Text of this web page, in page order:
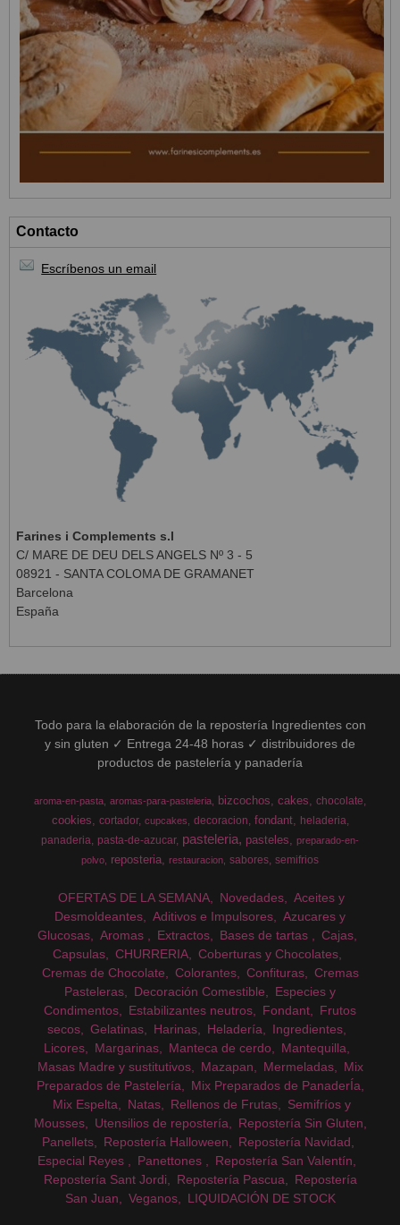
Contacto
Escríbenos un email
Farines i Complements s.l
C/ MARE DE DEU DELS ANGELS Nº 3 - 5
08921 - SANTA COLOMA DE GRAMANET
Barcelona
España
Todo para la elaboración de la repostería Ingredientes con
y sin gluten ✓ Entrega 24-48 horas ✓ distribuidores de
productos de pastelería y panadería
aroma-en-pasta aromas-para-pasteleria bizcochos cakes chocolate
cookies cortador cupcakes decoracion fondant
heladeria
panaderia pasta-de-azucar pasteleria pasteles
preparado-en-
polvo
reposteria restauracion sabores semifrios
OFERTAS DE LA SEMANA Novedades
Aceites y
Desmoldeantes
Aditivos e Impulsores
Azucares y
Glucosas
Aromas Extractos Bases de tartas
Cajas
Capsulas
CHURRERIA
Coberturas y Chocolates
Cremas de Chocolate
Colorantes Confituras
Cremas
Pasteleras
Decoración Comestible
Especies y
Condimentos
Estabilizantes neutros Fondant
Frutos
secos
Gelatinas Harinas Heladería
Ingredientes
Licores
Margarinas Manteca de cerdo
Mantequilla
Masas Madre y sustitutivos
Mazapan Mermeladas
Mix
Preparados de Pastelería
Mix Preparados de PanaderÍa
Mix Espelta
Natas Rellenos de Frutas
Semifríos y
Mousses
Utensilios de repostería
Repostería Sin Gluten
Panellets
Repostería Halloween
Repostería Navidad
Especial Reyes
Panettones
Repostería San Valentín
Repostería Sant Jordi
Repostería Pascua
Repostería
San Juan
Veganos LIQUIDACIÓN DE STOCK